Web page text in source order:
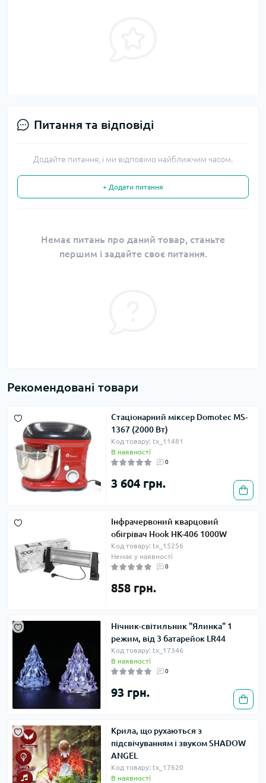
Питання та відповіді
Додайте питання, і ми відповімо найближчим часом.
+ Додати питання
Немає питань про даний товар, станьте
першим і задайте своє питання.
Рекомендовані товари
Стаціонарний міксер Domotec MS-
1367 (2000 Вт)
Код товару: tx_11481
В наявності
0
3 604 грн.
Інфрачервоний кварцовий
обігрівач Hook HK-406 1000W
Код товару: tx_15256
Немає у наявності
0
858 грн.
Нічник-світильник "Ялинка" 1
режим, від 3 батарейок LR44
Код товару: tx_17346
В наявності
0
93 грн.
Крила, що рухаються з
підсвічуванням і звуком SHADOW
ANGEL
Код товару: tx_17620
В наявності